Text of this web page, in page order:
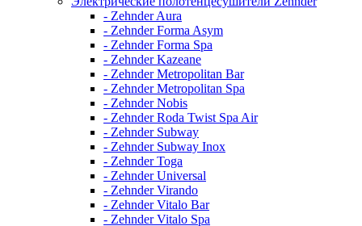
- Zehnder Aura
- Zehnder Forma Asym
- Zehnder Forma Spa
- Zehnder Kazeane
- Zehnder Metropolitan Bar
- Zehnder Metropolitan Spa
- Zehnder Nobis
- Zehnder Roda Twist Spa Air
- Zehnder Subway
- Zehnder Subway Inox
- Zehnder Toga
- Zehnder Universal
- Zehnder Virando
- Zehnder Vitalo Bar
- Zehnder Vitalo Spa